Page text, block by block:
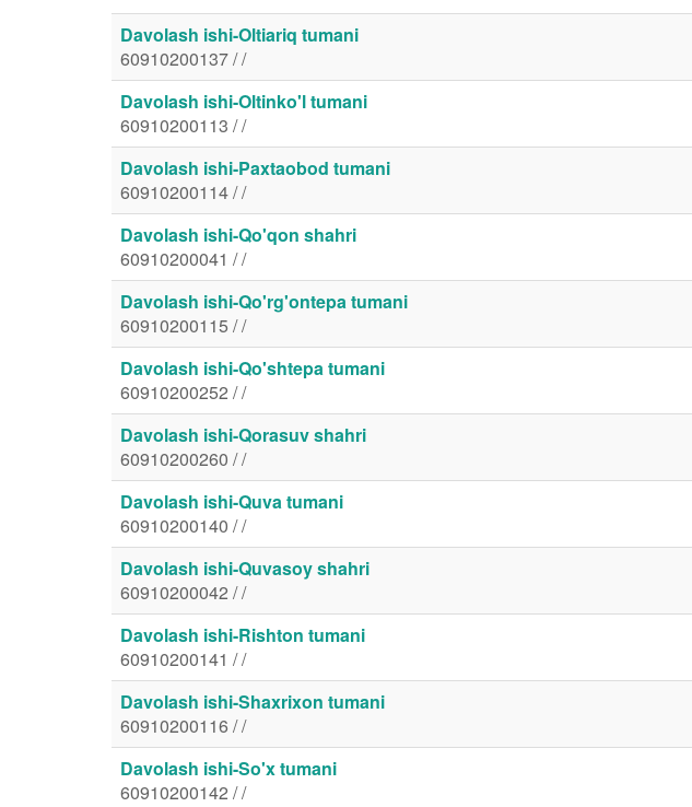
Davolash ishi-Oltiariq tumani
60910200137 / /
Davolash ishi-Oltinko'l tumani
60910200113 / /
Davolash ishi-Paxtaobod tumani
60910200114 / /
Davolash ishi-Qo'qon shahri
60910200041 / /
Davolash ishi-Qo'rg'ontepa tumani
60910200115 / /
Davolash ishi-Qo'shtepa tumani
60910200252 / /
Davolash ishi-Qorasuv shahri
60910200260 / /
Davolash ishi-Quva tumani
60910200140 / /
Davolash ishi-Quvasoy shahri
60910200042 / /
Davolash ishi-Rishton tumani
60910200141 / /
Davolash ishi-Shaxrixon tumani
60910200116 / /
Davolash ishi-So'x tumani
60910200142 / /